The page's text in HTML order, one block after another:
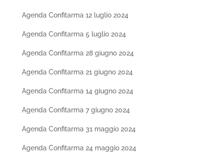
Agenda Confitarma 12 luglio 2024
Agenda Confitarma 5 luglio 2024
Agenda Confitarma 28 giugno 2024
Agenda Confitarma 21 giugno 2024
Agenda Confitarma 14 giugno 2024
Agenda Confitarma 7 giugno 2024
Agenda Confitarma 31 maggio 2024
Agenda Confitarma 24 maggio 2024